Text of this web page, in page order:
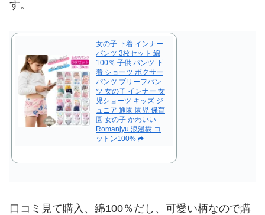
す。
女の子 下着 インナー
パンツ 3枚セット 綿
100％ 子供 パンツ 下
着 ショーツ ボクサー
パンツ ブリーフパン
ツ 女の子 インナー 女
児ショーツ キッズ ジ
ュニア 通園 園児 保育
園 女の子 かわいい
Romanjyu 浪漫樹 コ
ットン100%
口コミ見て購入、綿100％だし、可愛い柄なので購